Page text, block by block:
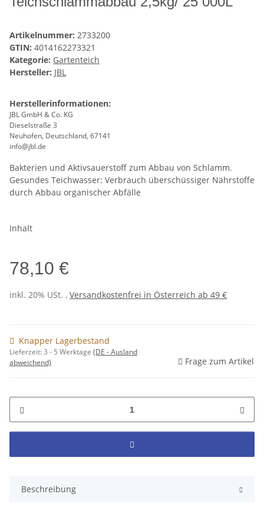
Artikelnummer: 2733200
GTIN: 4014162273321
Kategorie: Gartenteich
Hersteller: JBL
Herstellerinformationen:
JBL GmbH & Co. KG
Dieselstraße 3
Neuhofen, Deutschland, 67141
info@jbl.de
Bakterien und Aktivsauerstoff zum Abbau von Schlamm.
Gesundes Teichwasser: Verbrauch überschüssiger Nährstoffe
durch Abbau organischer Abfälle
Inhalt
78,10 €
inkl. 20% USt. , Versandkostenfrei in Österreich ab 49 €
Knapper Lagerbestand
Lieferzeit:3 - 5 Werktage (DE - Ausland
abweichend)
Frage zum Artikel
Beschreibung